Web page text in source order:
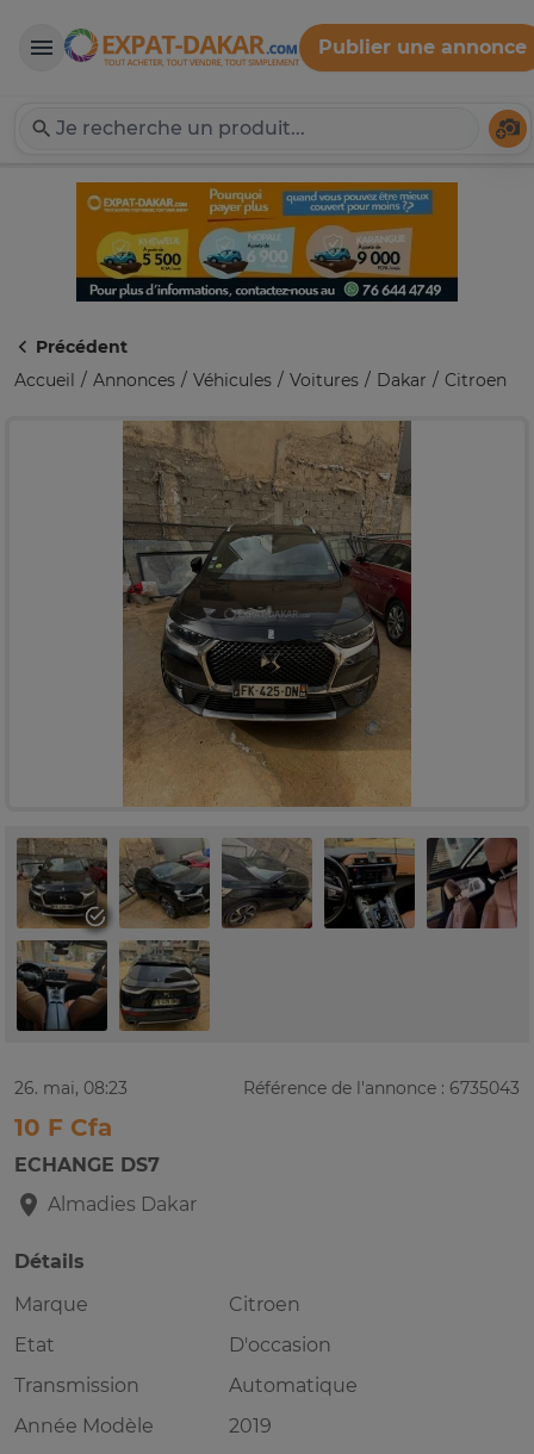
Expat-Dakar
Publier une annonce
Précédent
Accueil
Annonces Véhicules Voitures Dakar Citroen
26. mai, 08:23 Référence de l'annonce : 6735043
10 F Cfa
ECHANGE DS7
Almadies Dakar
Détails
Marque
Citroen
Etat
D'occasion
Transmission
Automatique
Année Modèle
2019